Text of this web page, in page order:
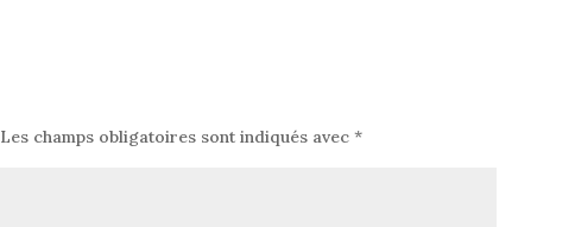
Les champs obligatoires sont indiqués avec *